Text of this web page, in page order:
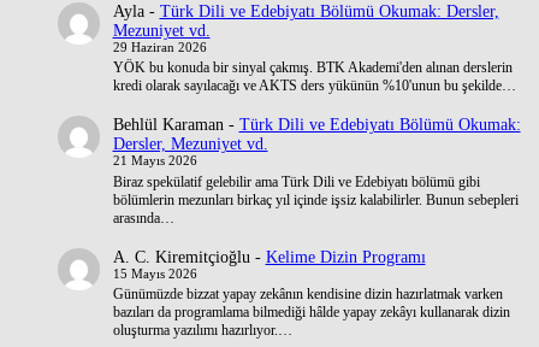
Ayla- Türk Dili ve Edebiyatı Bölümü Okumak: Dersler,
Mezuniyet vd.
29 Haziran 2026
YÖK bu konuda bir sinyal çakmış. BTK Akademi'den alınan derslerin
kredi olarak sayılacağı ve AKTS ders yükünün %10'unun bu şekilde…
Behlül Karaman- Türk Dili ve Edebiyatı Bölümü Okumak:
Dersler, Mezuniyet vd.
21 Mayıs 2026
Biraz spekülatif gelebilir ama Türk Dili ve Edebiyatı bölümü gibi
bölümlerin mezunları birkaç yıl içinde işsiz kalabilirler. Bunun sebepleri
arasında…
A. C. Kiremitçioğlu - Kelime Dizin Programı
15 Mayıs 2026
Günümüzde bizzat yapay zekânın kendisine dizin hazırlatmak varken
bazıları da programlama bilmediği hâlde yapay zekâyı kullanarak dizin
oluşturma yazılımı hazırlıyor.…